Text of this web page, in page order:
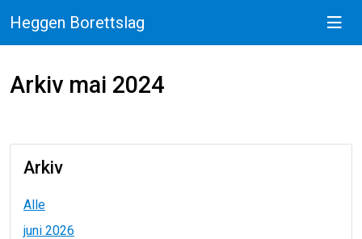
Heggen Borettslag
Arkiv mai 2024
Arkiv
Alle
juni 2026